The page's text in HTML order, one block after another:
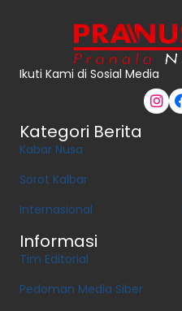
Ikuti Kami di Sosial Media
Kategori Berita
Kabar Nusa
Sorot Kalbar
Internasional
Informasi
Tim Editorial
Pedoman Media Siber